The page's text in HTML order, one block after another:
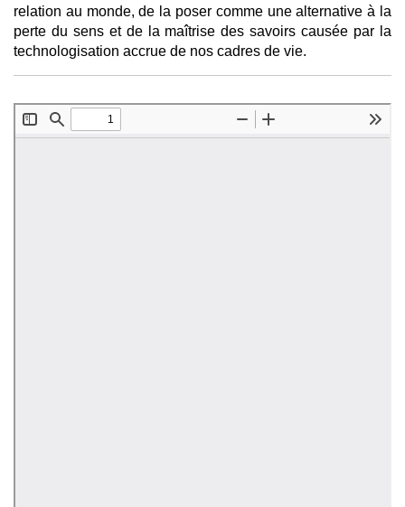
relation au monde, de la poser comme une alternative à la
perte du sens et de la maîtrise des savoirs causée par la
technologisation accrue de nos cadres de vie.